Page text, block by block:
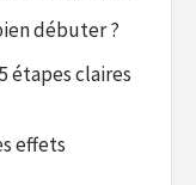
débuter ?
étapes claires
effets